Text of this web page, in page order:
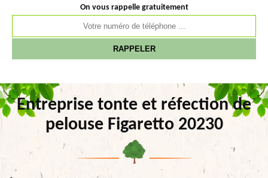
On vous rappelle gratuitement
Entreprise tonte et réfection de
pelouse Figaretto 20230